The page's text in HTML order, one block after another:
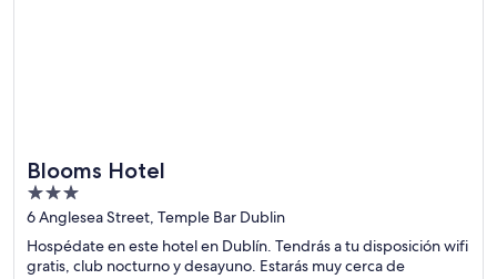
Blooms Hotel
3
out
of
5
6 Anglesea Street, Temple Bar Dublin
Hospédate en este hotel en Dublín. Tendrás a tu disposición wifi
gratis, club nocturno y desayuno. Estarás muy cerca de